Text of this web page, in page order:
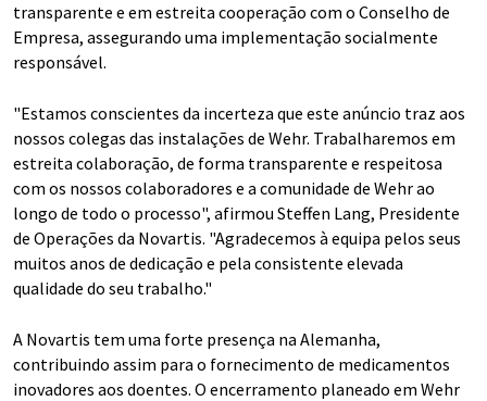
transparente e em estreita cooperação com o Conselho de
Empresa, assegurando uma implementação socialmente
responsável.
"Estamos conscientes da incerteza que este anúncio traz aos
nossos colegas das instalações de Wehr. Trabalharemos em
estreita colaboração, de forma transparente e respeitosa
com os nossos colaboradores e a comunidade de Wehr ao
longo de todo o processo", afirmou Steffen Lang, Presidente
de Operações da Novartis. "Agradecemos à equipa pelos seus
muitos anos de dedicação e pela consistente elevada
qualidade do seu trabalho."
A Novartis tem uma forte presença na Alemanha,
contribuindo assim para o fornecimento de medicamentos
inovadores aos doentes. O encerramento planeado em Wehr